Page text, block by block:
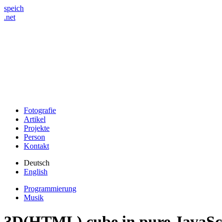
speich
.net
Fotografie
Artikel
Projekte
Person
Kontakt
Deutsch
English
Programmierung
Musik